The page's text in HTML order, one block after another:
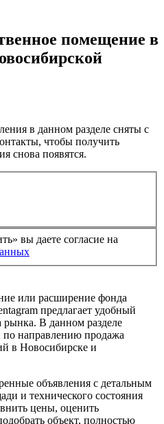
помещение в
в данном разделе сняты с
чтобы получить
снова появятся.
вы даете согласие на
или расширение фонда
предлагает удобный
рынка. В данном разделе
по направлению продажа
в Новосибирске и
объявления с детальным
и технического состояния
цены, оценить
объект, полностью